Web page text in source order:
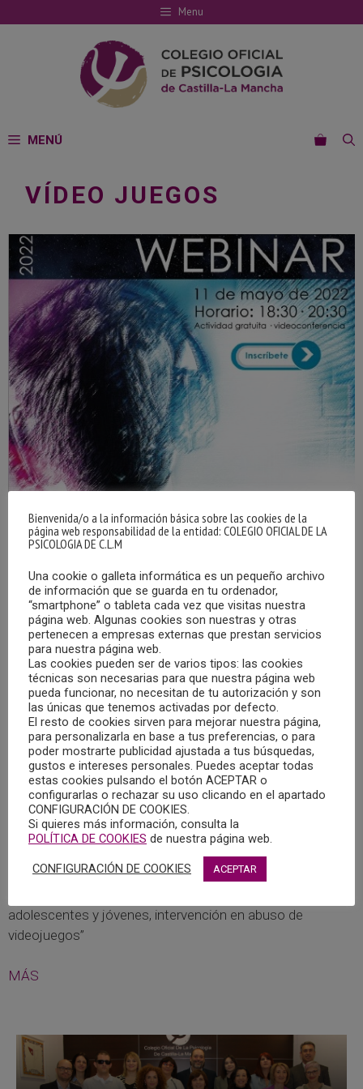
al
Menu
MENÚ
VÍDEO JUEGOS
WEBINAR SOBRE ADICCIONES: “JUEGO
PATOLÓGICO EN ADOLESCENTES Y JÓVENES,
INTERVENCIÓN EN ABUSO DE VIDEOJUEGOS”
27/04/2022
Organizado por la División de Psicología de la Salud (PsiS)
– Grupo de Trabajo de Adicciones, del Consejo General de
la Psicología de España, el miércoles 11 de mayo de 2022,
de 18:30 h. a 20:30 h., tendrá lugar un webinar sobre
adolescentes y jóvenes, intervención en abuso de
videojuegos”
MÁS
Bienvenida/o a la información básica sobre las cookies de la
página web responsabilidad de la entidad: COLEGIO OFICIAL DE LA
PSICOLOGIA DE C.L.M
Una cookie o galleta informática es un pequeño archivo
de información que se guarda en tu ordenador,
“smartphone” o tableta cada vez que visitas nuestra
página web. Algunas cookies son nuestras y otras
pertenecen a empresas externas que prestan servicios
para nuestra página web.
Las cookies pueden ser de varios tipos: las cookies
técnicas son necesarias para que nuestra página web
pueda funcionar, no necesitan de tu autorización y son
las únicas que tenemos activadas por defecto.
El resto de cookies sirven para mejorar nuestra página,
para personalizarla en base a tus preferencias, o para
poder mostrarte publicidad ajustada a tus búsquedas,
gustos e intereses personales. Puedes aceptar todas
estas cookies pulsando el botón ACEPTAR o
configurarlas o rechazar su uso clicando en el apartado
CONFIGURACIÓN DE COOKIES.
Si quieres más información, consulta la
POLÍTICA DE COOKIES de nuestra página web.
CONFIGURACIÓN DE COOKIES ACEPTAR